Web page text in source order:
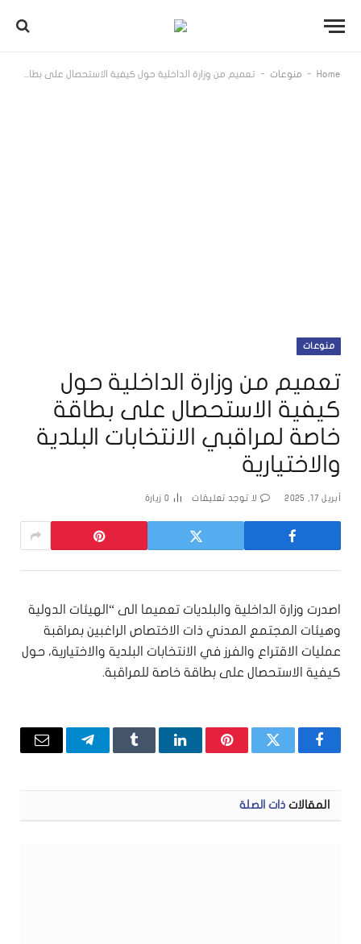
Home
- منوعات - تعميم من وزارة الداخلية حول كيفية الاستحصال على بطاقة خاصة لمراقبي الانتخابات البلدية والاختيارية
منوعات
تعميم من وزارة الداخلية حول
كيفية الاستحصال على بطاقة
خاصة لمراقبي الانتخابات البلدية
والاختيارية
أبريل 17, 2025 لا توجد تعليقات 0 زيارة
اصدرت وزارة الداخلية والبلديات تعميما الى “الهيئات الدولية
وهيئات المجتمع المدني ذات الاختصاص الراغبين بمراقبة
عمليات الاقتراع والفرز في الانتخابات البلدية والاختيارية، حول
كيفية الاستحصال على بطاقة خاصة للمراقبة.
فيسبوكتويتر بينتيريستلينكدإنTumblrتيلقرامالبريد
المقالات ذات الصلة